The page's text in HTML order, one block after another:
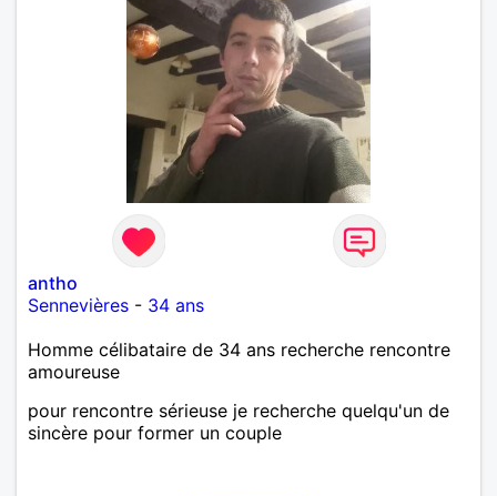
antho
Sennevières - 34 ans
Homme célibataire de 34 ans recherche rencontre
amoureuse
pour rencontre sérieuse je recherche quelqu'un de
sincère pour former un couple